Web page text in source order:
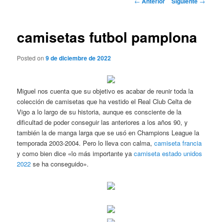
camisetas futbol pamplona
Posted on9 de diciembre de 2022
Miguel nos cuenta que su objetivo es acabar de reunir toda la
colección de camisetas que ha vestido el Real Club Celta de
Vigo a lo largo de su historia, aunque es consciente de la
dificultad de poder conseguir las anteriores a los años 90, y
también la de manga larga que se usó en Champions League la
temporada 2003-2004. Pero lo lleva con calma,camiseta francia
y como bien dice «lo más importante yacamiseta estado unidos
2022 se ha conseguido».